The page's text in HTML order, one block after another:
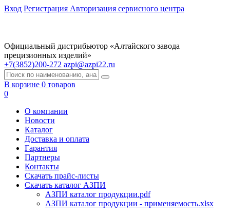
Вход Регистрация Авторизация сервисного центра
Официальный дистрибьютор «Алтайского завода
прецизионных изделий»
+7(3852)200-272 azpi@azpi22.ru
В корзине 0 товаров
0
О компании
Новости
Каталог
Доставка и оплата
Гарантия
Партнеры
Контакты
Скачать прайс-листы
Скачать каталог АЗПИ
АЗПИ каталог продукции.pdf
АЗПИ каталог продукции - применяемость.xlsx